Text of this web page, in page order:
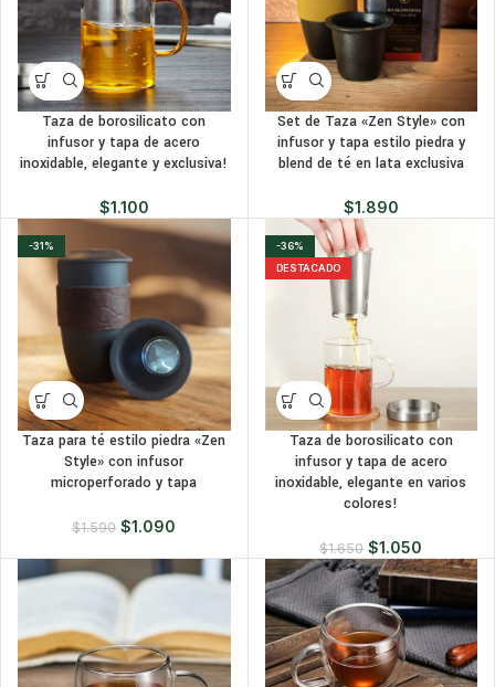
Taza de borosilicato con
infusor y tapa de acero
inoxidable, elegante y exclusiva!
$1.100
Set de Taza «Zen Style» con
infusor y tapa estilo piedra y
blend de té en lata exclusiva
$1.890
-31%
Taza para té estilo piedra «Zen
Style» con infusor
microperforado y tapa
$1.590 $1.090
-36%
DESTACADO
Taza de borosilicato con
infusor y tapa de acero
inoxidable, elegante en varios
colores!
$1.650 $1.050